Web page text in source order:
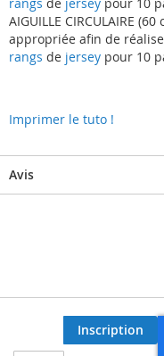
rangs de jersey pour 10
AIGUILLE CIRCULAIRE
appropriée afin de
rangs de jersey pour 10
Imprimer le tuto !
Avis
Inscription